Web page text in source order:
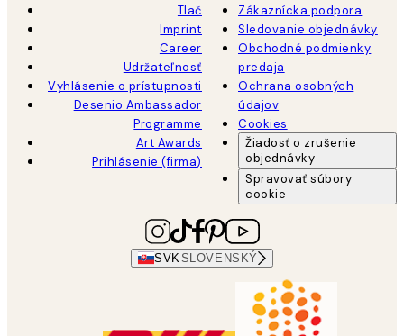
Tlač
Imprint
Career
Udržateľnosť
Vyhlásenie o prístupnosti
Desenio Ambassador
Programme
Art Awards
Prihlásenie (firma)
Zákaznícka podpora
Sledovanie objednávky
Obchodné podmienky
predaja
Ochrana osobných
údajov
Cookies
Žiadosť o zrušenie
objednávky
Spravovať súbory
cookie
SVKSLOVENSKÝ